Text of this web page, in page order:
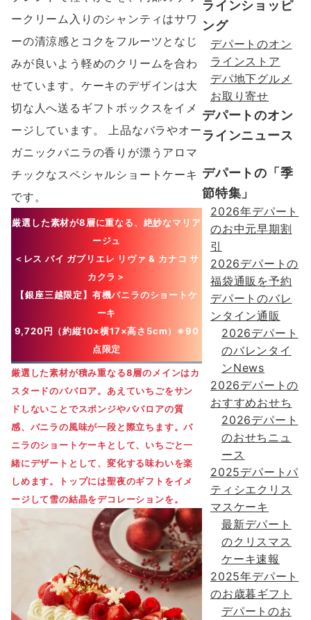
ークリーム⼊りのシャンティはサワ
ーの清涼感とコクをフルーツとなじ
みが良いよう軽めのクリームを合わ
せています。ケーキのデザインは⼤
切な⼈へ送るギフトボックスをイメ
ージしています。 上品なバラやオー
ガニックバニラの⾹りが漂うアロマ
チックなスペシャルショートケーキ
です。
厳選した素材が8層に重なる、絶妙なマリア
ージュ
＜レス バイ ガブリエレ リヴァ & カナコ サ
カクラ＞
【銀座三越限定】 有機バニラのショートケ
ーキ
9,720円（約縦10×横17×⾼さ5cm）※90
点限定
厳選した素材が積み重なる8層のメインはカ
スタードのババロア。あえていちごをサン
ドしないことでスポンジやババロアの質
感、バニラの⾵味が⼀段と際⽴ちます。バ
ニラのショートケーキとして、いちごと⼀
緒にデザートとして、変化する味わいを楽
しめます。トップには聖夜のギフトをイメ
ージして雪の結晶をデコレーションを。
ラインショッピ
ング
デパートのオン
ラインストア
デパ地下グルメ
お取り寄せ
デパートのオン
ラインニュース
デパートの「季
節特集」
2026年デパート
のお中元早期割
引
2026デパートの
福袋通販を予約
デパートのバレ
ンタイン通販
2026デパート
のバレンタイ
ンNews
2026デパートの
おすすめおせち
2026デパート
のおせちニュ
ース
2025デパートパ
ティシエクリス
マスケーキ
最新デパート
のクリスマス
ケーキ速報
2025年デパート
のお歳暮ギフト
デパートのお